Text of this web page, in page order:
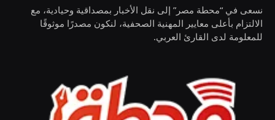
نسعى في “محطة مصر” إلى نقل الأخبار بمصداقية وحيادية، مع
الالتزام بأعلى معايير المهنية الصحفية، لنكون مصدرًا موثوقًا
للمعلومة لدى القارئ العربي.